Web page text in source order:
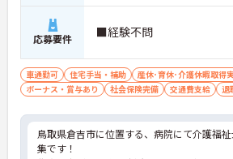
【充実したフォローアップ体制と資格取得
着実にキャリアを積んでいけます】
・経験や年齢に関係なくOJT制度で先輩スタ
をその場で解消できます。
・定期的な面談やフォロー研修に加えて各
取得支援制度も活用できることで、介護の
【業績や日々の努力を多角的に評価する「
制度」で、収入アップが期待できます】
応募要件 ■経験不問
車通勤可 住宅手当・補助
産休･育休･介護休暇取得
ボーナス・賞与あり
社会保険完備 交通費支給 退
鳥取県倉吉市に位置する、病院にて介護福
集です！